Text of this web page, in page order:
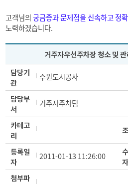
고객님의궁금증과 문제점을 신속하고 정
노력하겠습니다.
거주자우선주차장 청소 및
담당기
관
수원도시공사
담당부
서
거주자주차팀
카테고
리
등록일
자
2011-01-13 11:26:00
자
첨부파